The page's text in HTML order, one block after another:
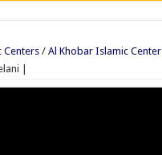
Centers / Al Khobar Islamic Center
|